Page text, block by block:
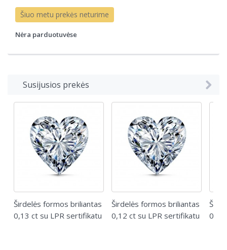
Šiuo metu prekės neturime
Nėra parduotuvėse
Susijusios prekės
Širdelės formos briliantas
0,13 ct su LPR sertifikatu
Širdelės formos briliantas
0,12 ct su LPR sertifikatu
0,11